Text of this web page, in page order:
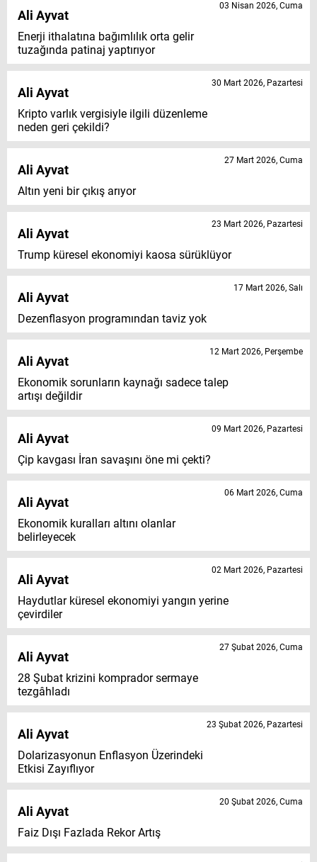
Ali Ayvat
Enerji ithalatına bağımlılık orta gelir
tuzağında patinaj yaptırıyor
03 Nisan 2026, Cuma
Ali Ayvat
Kripto varlık vergisiyle ilgili düzenleme
neden geri çekildi?
30 Mart 2026, Pazartesi
Ali Ayvat
Altın yeni bir çıkış arıyor
27 Mart 2026, Cuma
Ali Ayvat
Trump küresel ekonomiyi kaosa sürüklüyor
23 Mart 2026, Pazartesi
Ali Ayvat
Dezenflasyon programından taviz yok
17 Mart 2026, Salı
Ali Ayvat
Ekonomik sorunların kaynağı sadece talep
artışı değildir
12 Mart 2026, Perşembe
Ali Ayvat
Çip kavgası İran savaşını öne mi çekti?
09 Mart 2026, Pazartesi
Ali Ayvat
Ekonomik kuralları altını olanlar
belirleyecek
06 Mart 2026, Cuma
Ali Ayvat
Haydutlar küresel ekonomiyi yangın yerine
çevirdiler
02 Mart 2026, Pazartesi
Ali Ayvat
28 Şubat krizini komprador sermaye
tezgâhladı
27 Şubat 2026, Cuma
Ali Ayvat
Dolarizasyonun Enflasyon Üzerindeki
Etkisi Zayıflıyor
23 Şubat 2026, Pazartesi
Ali Ayvat
Faiz Dışı Fazlada Rekor Artış
20 Şubat 2026, Cuma